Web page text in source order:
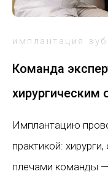
имплантация
Команда
хирургическим
Имплантацию
практикой:
плечами команды